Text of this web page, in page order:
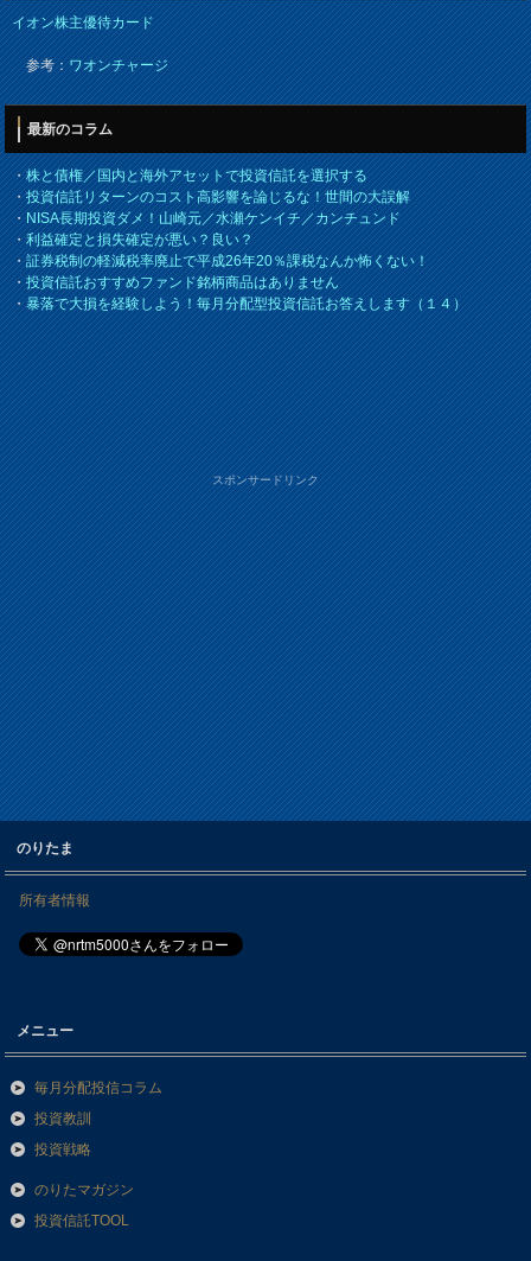
イオン株主優待カード
参考：ワオンチャージ
最新のコラム
・株と債権／国内と海外アセットで投資信託を選択する
・投資信託リターンのコスト高影響を論じるな！世間の大誤解
・NISA長期投資ダメ！山崎元／水瀬ケンイチ／カンチュンド
・利益確定と損失確定が悪い？良い？
・証券税制の軽減税率廃止で平成26年20％課税なんか怖くない！
・投資信託おすすめファンド銘柄商品はありません
・暴落で大損を経験しよう！毎月分配型投資信託お答えします（１４）
スポンサードリンク
のりたま
所有者情報
メニュー
毎月分配投信コラム
投資教訓
投資戦略
のりたマガジン
投資信託TOOL